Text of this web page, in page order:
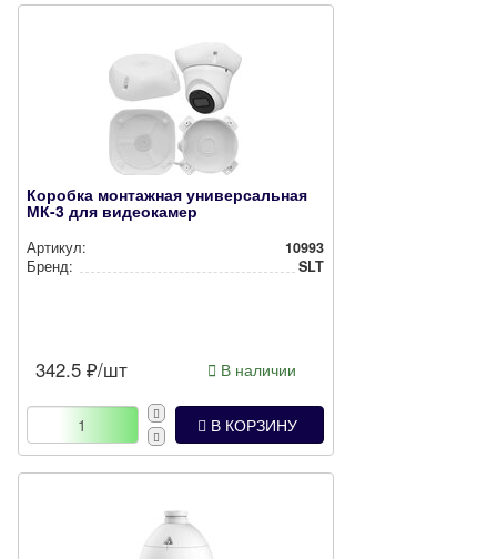
Коробка монтажная универсальная
МК-3 для видеокамер
Артикул:
10993
Бренд:
SLT
342.5 ₽/шт В наличии
В КОРЗИНУ